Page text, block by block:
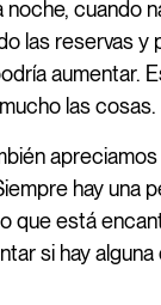
noche, cuando
las reservas y
aumentar.
mucho las cosas.
hay una
que está
si hay alguna